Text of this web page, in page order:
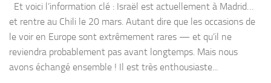
Et voici l’information clé : Israël est actuellement à Madrid…
et rentre au Chili le 20 mars. Autant dire que les occasions de
le voir en Europe sont extrêmement rares — et qu’il ne
reviendra probablement pas avant longtemps. Mais nous
avons échangé ensemble ! Il est très enthousiaste...